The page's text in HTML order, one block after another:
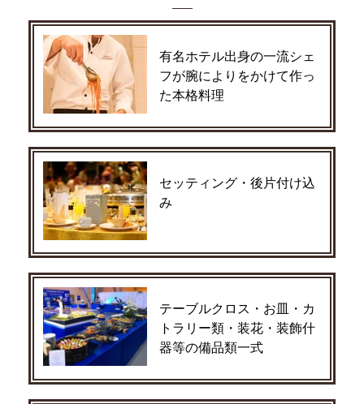
有名ホテル出身の一流シェ
フが腕によりをかけて作っ
た本格料理
セッティング・後片付け込
み
テーブルクロス・お皿・カ
トラリー類・装花・装飾什
器等の備品類一式